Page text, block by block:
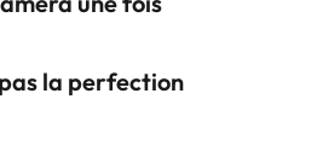
la perfection